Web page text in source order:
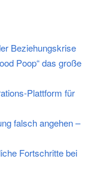
Beziehungskrise
Poop“ das große
Plattform für
falsch angehen –
Fortschritte bei